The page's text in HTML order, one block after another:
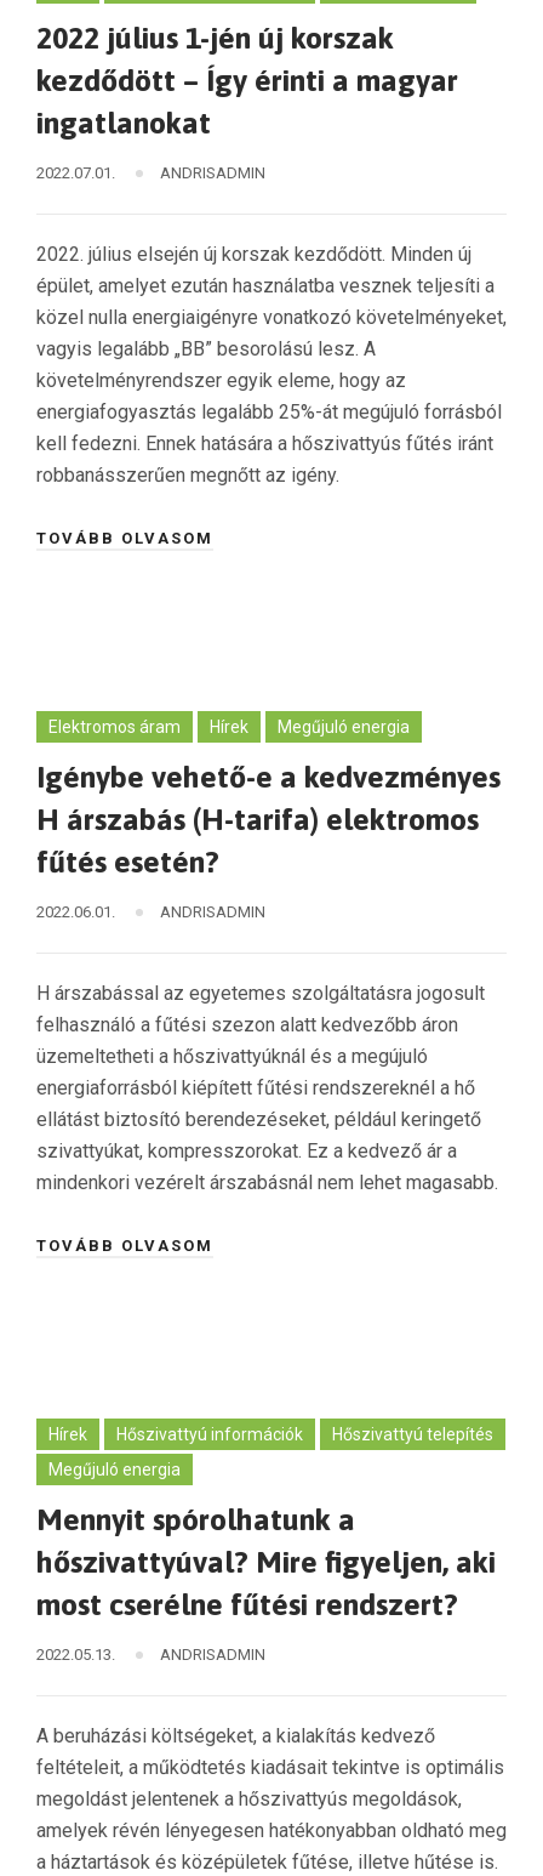
2022 július 1-jén új korszak
kezdődött – Így érinti a magyar
ingatlanokat
2022.07.01. ANDRISADMIN
2022. július elsején új korszak kezdődött. Minden új
épület, amelyet ezután használatba vesznek teljesíti a
közel nulla energiaigényre vonatkozó követelményeket,
vagyis legalább „BB” besorolású lesz. A
követelményrendszer egyik eleme, hogy az
energiafogyasztás legalább 25%-át megújuló forrásból
kell fedezni. Ennek hatására a hőszivattyús fűtés iránt
robbanásszerűen megnőtt az igény.
TOVÁBB OLVASOM
Elektromos áram Hírek Megűjuló energia
Igénybe vehető-e a kedvezményes
H árszabás (H-tarifa) elektromos
fűtés esetén?
2022.06.01. ANDRISADMIN
H árszabással az egyetemes szolgáltatásra jogosult
felhasználó a fűtési szezon alatt kedvezőbb áron
üzemeltetheti a hőszivattyúknál és a megújuló
energiaforrásból kiépített fűtési rendszereknél a hő
ellátást biztosító berendezéseket, például keringető
szivattyúkat, kompresszorokat. Ez a kedvező ár a
mindenkori vezérelt árszabásnál nem lehet magasabb.
TOVÁBB OLVASOM
Hírek Hőszivattyú információk
Hőszivattyú telepítés
Megűjuló energia
Mennyit spórolhatunk a
hőszivattyúval? Mire figyeljen, aki
most cserélne fűtési rendszert?
2022.05.13. ANDRISADMIN
A beruházási költségeket, a kialakítás kedvező
feltételeit, a működtetés kiadásait tekintve is optimális
megoldást jelentenek a hőszivattyús megoldások,
amelyek révén lényegesen hatékonyabban oldható meg
a háztartások és középületek fűtése, illetve hűtése is.